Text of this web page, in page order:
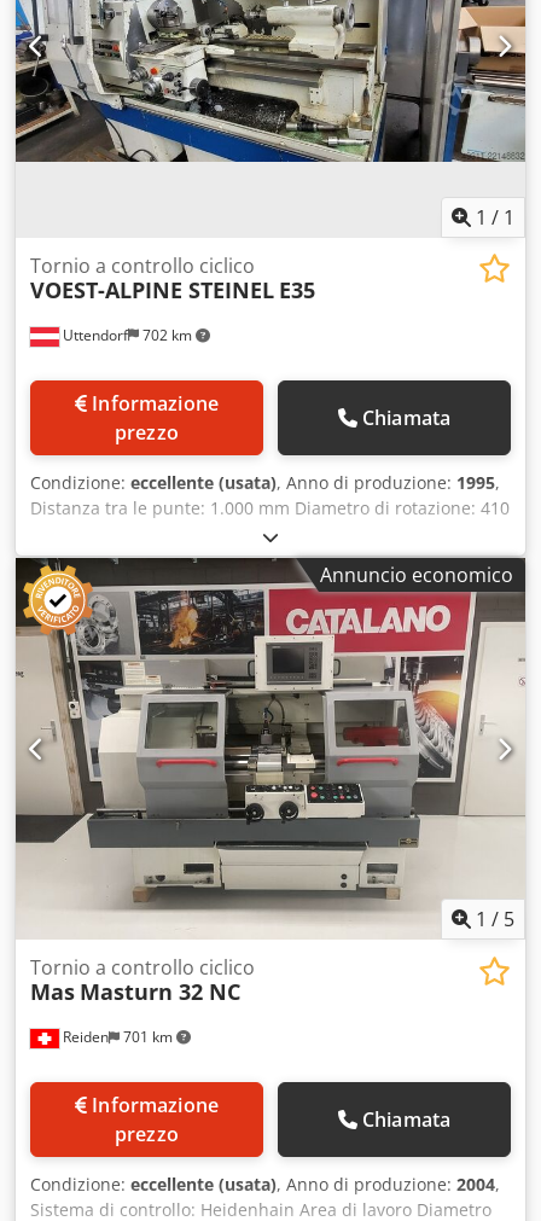
1 / 1
Uttendorf 702 km
Tornio a controllo ciclico
VOEST-ALPINE STEINEL E35
prezzo
Chiamata
Condizione: eccellente (usata), Anno di produzione: 1995,
Distanza tra le punte: 1.000 mm Diametro di rotazione: 410
mm Foro mandrino: 54 mm Alloggiamento per cono: MK 4
Peso della macchina: circa 2,1 tonnellate Incluso:
mandrino a 3 griffe Incluso: portautensili Multifix a cambio
rapido Incluso: comparatore a rulli Codpfjzd S Dasx Ab
Sjha
Annuncio economico
1 / 5
Reiden 701 km
Tornio a controllo ciclico
Mas Masturn 32 NC
prezzo
Chiamata
Condizione: eccellente (usata), Anno di produzione: 2004,
Sistema di controllo: Heidenhain Area di lavoro Diametro